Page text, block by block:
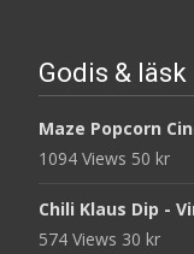
Godis & läsk
Maze Popcorn
1094 Views 50 kr
Chili Klaus Dip -
574 Views 30 kr